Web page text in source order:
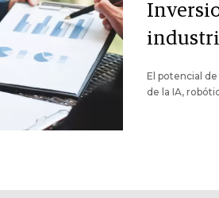
El potencial
de la IA,